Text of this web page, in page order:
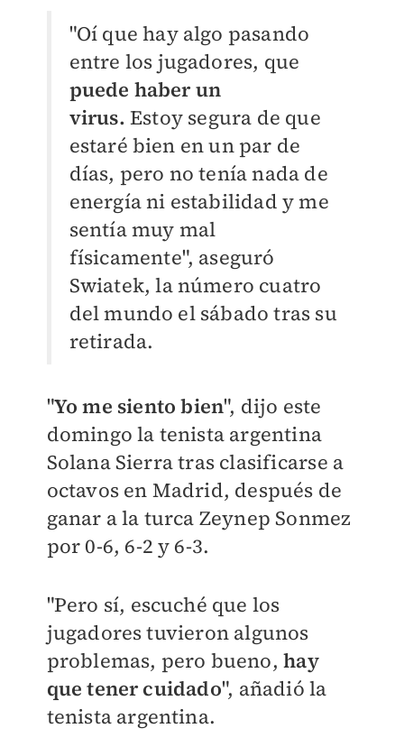
"Oí que hay algo pasando
entre los jugadores, que
puede haber un
virus. Estoy segura de que
estaré bien en un par de
días, pero no tenía nada de
energía ni estabilidad y me
sentía muy mal
físicamente", aseguró
Swiatek, la número cuatro
del mundo el sábado tras su
retirada.
"Yo me siento bien", dijo este
domingo la tenista argentina
Solana Sierra tras clasificarse a
octavos en Madrid, después de
ganar a la turca Zeynep Sonmez
por 0-6, 6-2 y 6-3.
"Pero sí, escuché que los
jugadores tuvieron algunos
problemas, pero bueno,hay
que tener cuidado", añadió la
tenista argentina.